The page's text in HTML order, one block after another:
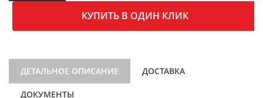
КУПИТЬ В ОДИН КЛИК
ДЕТАЛЬНОЕ ОПИСАНИЕ ДОСТАВКА
ДОКУМЕНТЫ